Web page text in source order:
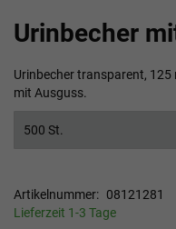
Urinbecher
Urinbecher transparent, 125
mit Ausguss.
500 St.
Artikelnummer
08121281
Lieferzeit 1-3 Tage
Anfang
der
springen